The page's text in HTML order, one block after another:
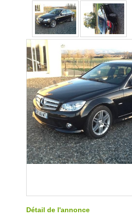
Détail de l'annonce